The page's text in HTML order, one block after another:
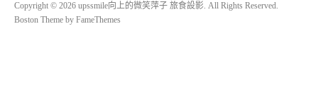
Copyright © 2026 upssmile向上的微笑萍子 旅食設影. All Rights Reserved.
Boston Theme by FameThemes